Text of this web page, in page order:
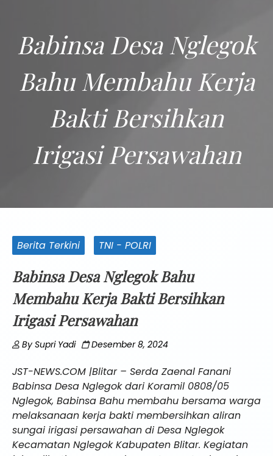
Babinsa Desa Nglegok
Bahu Membahu Kerja
Bakti Bersihkan
Irigasi Persawahan
Berita Terkini TNI - POLRI
Babinsa Desa Nglegok Bahu
Membahu Kerja Bakti Bersihkan
Irigasi Persawahan
BySupri Yadi Desember 8, 2024
JST-NEWS.COM |Blitar – Serda Zaenal Fanani
Babinsa Desa Nglegok dari Koramil 0808/05
Nglegok, Babinsa Bahu membahu bersama warga
melaksanaan kerja bakti membersihkan aliran
sungai irigasi persawahan di Desa Nglegok
Kecamatan Nglegok Kabupaten Blitar. Kegiatan